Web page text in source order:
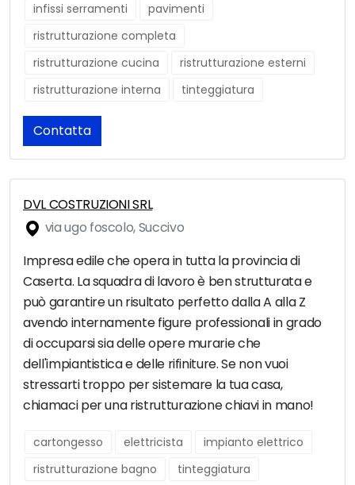
infissi serramenti
pavimenti
ristrutturazione completa
ristrutturazione cucina
ristrutturazione esterni
ristrutturazione interna
tinteggiatura
Contatta
DVL COSTRUZIONI SRL
via ugo foscolo, Succivo
Impresa edile che opera in tutta la provincia di
Caserta. La squadra di lavoro è ben strutturata e
può garantire un risultato perfetto dalla A alla Z
avendo internamente figure professionali in grado
di occuparsi sia delle opere murarie che
dell'impiantistica e delle rifiniture. Se non vuoi
stressarti troppo per sistemare la tua casa,
chiamaci per una ristrutturazione chiavi in mano!
cartongesso elettricista
impianto elettrico
ristrutturazione bagno
tinteggiatura